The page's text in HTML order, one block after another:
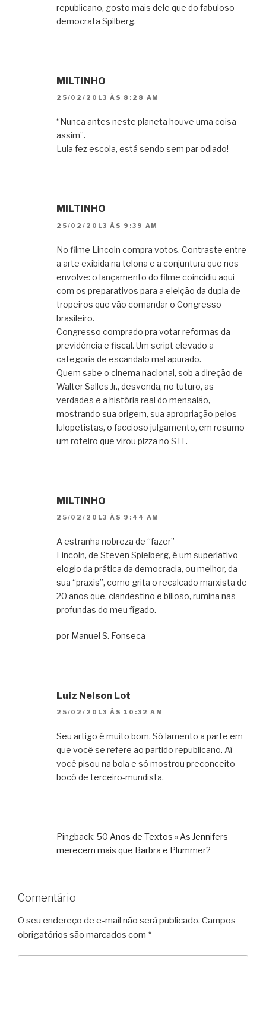
republicano, gosto mais dele que do fabuloso
democrata Spilberg.
MILTINHO
25/02/2013 ÀS 8:28 AM
“Nunca antes neste planeta houve uma coisa
assim”.
Lula fez escola, está sendo sem par odiado!
MILTINHO
25/02/2013 ÀS 9:39 AM
No filme Lincoln compra votos. Contraste entre
a arte exibida na telona e a conjuntura que nos
envolve: o lançamento do filme coincidiu aqui
com os preparativos para a eleição da dupla de
tropeiros que vão comandar o Congresso
brasileiro.
Congresso comprado pra votar reformas da
previdência e fiscal. Um script elevado a
categoria de escãndalo mal apurado.
Quem sabe o cinema nacional, sob a direção de
Walter Salles Jr., desvenda, no tuturo, as
verdades e a história real do mensalão,
mostrando sua origem, sua apropriação pelos
lulopetistas, o faccioso julgamento, em resumo
um roteiro que virou pizza no STF.
MILTINHO
25/02/2013 ÀS 9:44 AM
A estranha nobreza de “fazer”
Lin­coln, de Ste­ven Spi­el­berg, é um super­la­tivo
elo­gio da prá­tica da demo­cra­cia, ou melhor, da
sua “pra­xis”, como grita o recal­cado mar­xista de
20 anos que, clan­des­tino e bili­oso, rumina nas
pro­fun­das do meu fígado.
por Manuel S. Fonseca
Luiz Nelson Lot
25/02/2013 ÀS 10:32 AM
Seu artigo é muito bom. Só lamento a parte em
que você se refere ao partido republicano. Aí
você pisou na bola e só mostrou preconceito
bocó de terceiro-mundista.
Pingback: 50 Anos de Textos » As Jennifers
merecem mais que Barbra e Plummer?
Comentário
O seu endereço de e-mail não será publicado. Campos
obrigatórios são marcados com *